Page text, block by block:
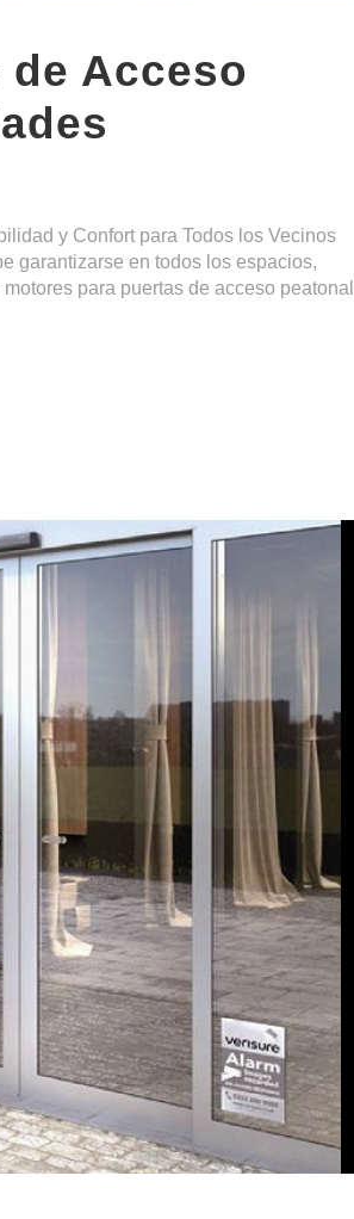
de Acceso
y Confort para Todos los Vecinos
garantizarse en todos los espacios,
para puertas de acceso peatonal